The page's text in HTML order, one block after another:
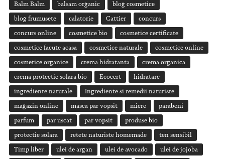
Balm Balm balsam organic blog cosmetice
blog frumusete calatorie Cattier concurs
concurs online cosmetice bio cosmetice certificate
cosmetice facute acasa cosmetice naturale cosmetice online
cosmetice organice crema hidratanta crema organica
crema protectie solara bio Ecocert hidratare
ingrediente naturale Ingrediente si remedii naturiste
magazin online masca par vopsit miere parabeni
parfum par uscat par vopsit produse bio
protectie solara retete naturiste homemade ten sensibil
Timp liber ulei de argan ulei de avocado ulei de jojoba